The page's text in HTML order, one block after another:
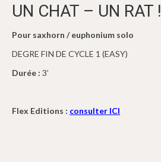
UN CHAT – UN RAT !
Pour saxhorn / euphonium solo
DEGRE FIN DE CYCLE 1 (EASY)
Durée : 3’
Flex Editions : consulter ICI